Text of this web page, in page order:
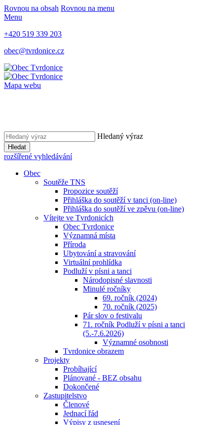
Rovnou na obsah Rovnou na menu
Menu
+420 519 339 203
obec@tvrdonice.cz
Mapa webu
Hledaný výraz
Hledat
rozšířené vyhledávání
Obec
Soutěže TNS
Propozice soutěží
Přihláška do soutěží v tanci (on-line)
Přihláška do soutěží ve zpěvu (on-line)
Vítejte ve Tvrdonicích
Obec Tvrdonice
Významná místa
Příroda
Ubytování a stravování
Virtuální prohlídka
Podluží v písni a tanci
Národopisné slavnosti
Minulé ročníky
69. ročník (2024)
70. ročník (2025)
Pár slov o festivalu
71. ročník Podluží v písni a tanci
(5.-7.6.2026)
Významné osobnosti
Tvrdonice obrazem
Projekty
Probíhající
Plánované - BEZ obsahu
Dokončené
Zastupitelstvo
Členové
Jednací řád
Výpisy z usnesení